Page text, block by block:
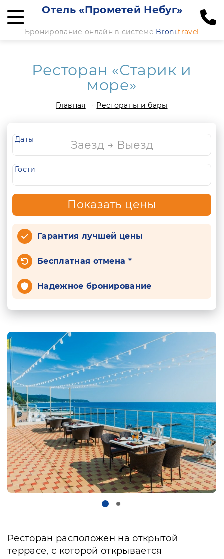
Отель «Прометей Небуг»
Бронирование онлайн в системе Broni.travel
Ресторан «Старик и
море»
Главная Рестораны и бары
Даты
Гости
Показать цены
Гарантия лучшей цены
Бесплатная отмена *
Надежное бронирование
Ресторан расположен на открытой
террасе, с которой открывается